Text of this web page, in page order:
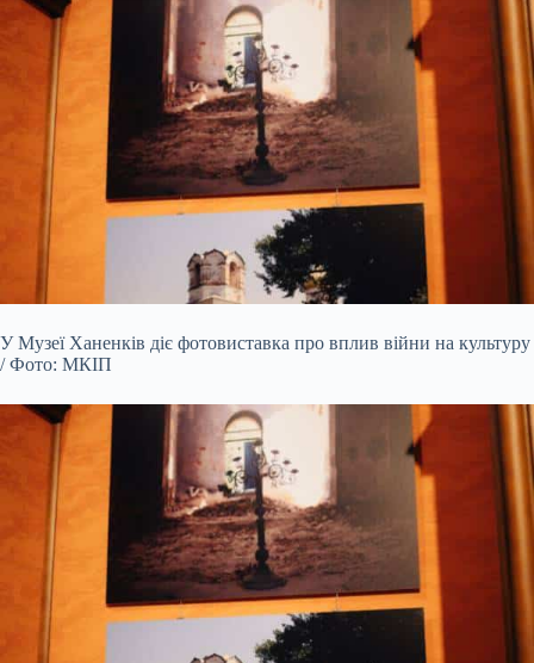
У Музеї Ханенків діє фотовиставка про вплив війни на культуру
/ Фото: МКІП